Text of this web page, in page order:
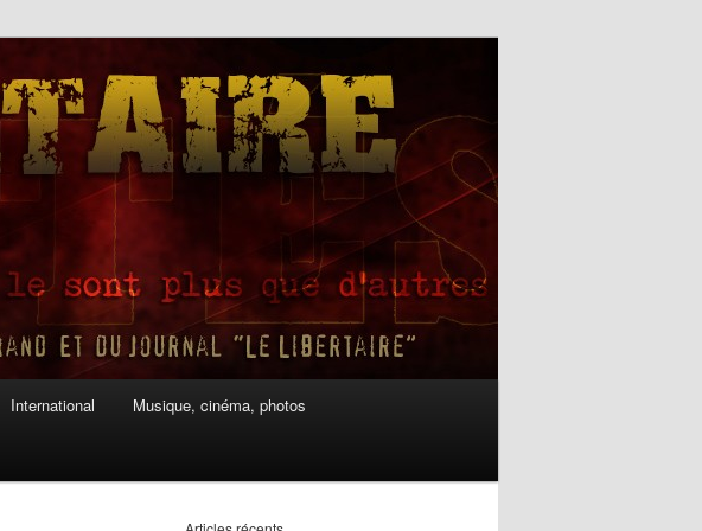
International Musique, cinéma, photos